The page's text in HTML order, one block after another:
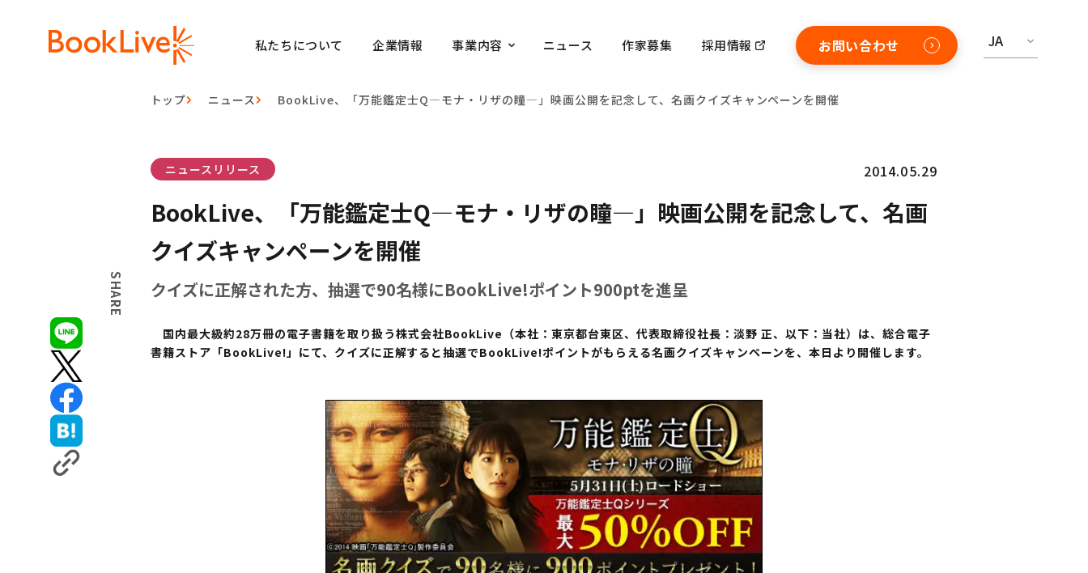
私たちについて 企業情報 事業内容 ニュース 作家募集 採用情報 お問い合わせ JA
トップ ニュース BookLive、「万能鑑定士Q―モナ・リザの瞳―」映画公開を記念して、名画クイズキャンペーンを開催
SHARE
ニュースリリース 2014.05.29
BookLive、「万能鑑定士Q―モナ・リザの瞳―」映画公開を記念して、名画
クイズキャンペーンを開催
クイズに正解された方、抽選で90名様にBookLive!ポイント900ptを進呈
国内最大級約28万冊の電子書籍を取り扱う株式会社BookLive（本社：東京都台東区、代表取締役社長：淡野 正、以下：当社）は、総合電子
書籍ストア「BookLive!」にて、クイズに正解すると抽選でBookLive!ポイントがもらえる名画クイズキャンペーンを、本日より開催します。